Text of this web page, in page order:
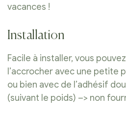
vacances !
Installation
Facile à installer, vous
l’accrocher avec une petite
ou bien avec de l’adhésif
(suivant le poids) –> non